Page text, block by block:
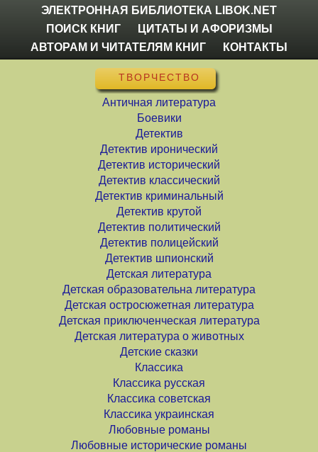
ЭЛЕКТРОННАЯ БИБЛИОТЕКА LIBOK.NET
ПОИСК КНИГ
ЦИТАТЫ И АФОРИЗМЫ
АВТОРАМ И ЧИТАТЕЛЯМ КНИГ
КОНТАКТЫ
ТВОРЧЕСТВО
Античная литература
Боевики
Детектив
Детектив иронический
Детектив исторический
Детектив классический
Детектив криминальный
Детектив крутой
Детектив политический
Детектив полицейский
Детектив шпионский
Детская литература
Детская образовательна литература
Детская остросюжетная литература
Детская приключенческая литература
Детская литература о животных
Детские сказки
Классика
Классика русская
Классика советская
Классика украинская
Любовные романы
Любовные исторические романы